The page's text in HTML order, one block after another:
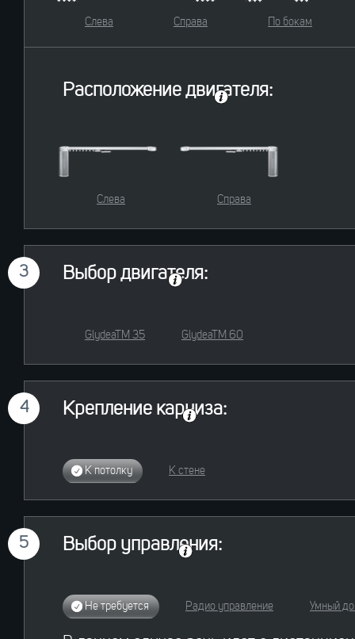
Слева Справа По бокам
Расположение двигателя:
Слева Справа
3 Выбор двигателя:
GlydeaTM 35 GlydeaTM 60
4 Крепление карниза:
К потолку К стене
5 Выбор управления:
Не требуется Радио управление Умный